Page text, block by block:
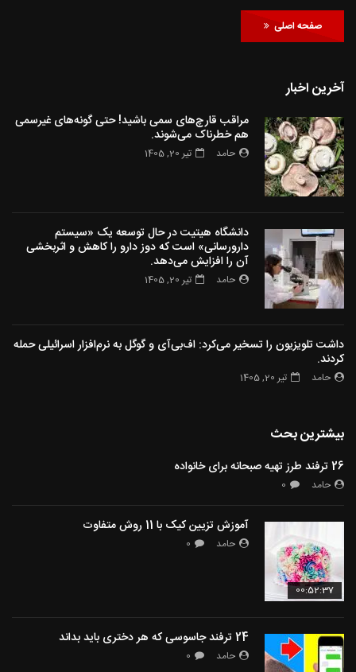
صفحه اصلی
آخرین اخبار
مراقب قارچ‌های سمی باشید! حتی گونه‌های غیرسمی
هم خطرناک می‌شوند.
حامد تیر 20, 1405
دانشگاه هیتیت در حال توسعه یک «سیستم
دارورسانی» است که دوز دارو را کاهش و اثربخشی
آن را افزایش می‌دهد.
حامد تیر 20, 1405
داشت تلویزیون را تسخیر می‌کرد: اف‌بی‌آی و گوگل به نرم‌افزار اسرائیلی حمله
کردند.
حامد تیر 20, 1405
بیشترین بحث
26 ترفند طرز تهیه صبحانه برای خانواده
حامد 0
00:52:37
آموزش تزیین کیک با 11 روش متفاوت
حامد 0
24 ترفند جاسوسی که هر دختری باید بداند
حامد 0